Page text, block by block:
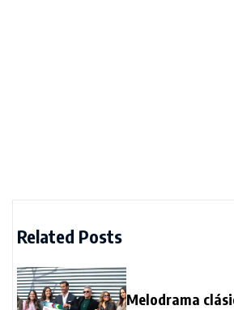
Related Posts
Melodrama